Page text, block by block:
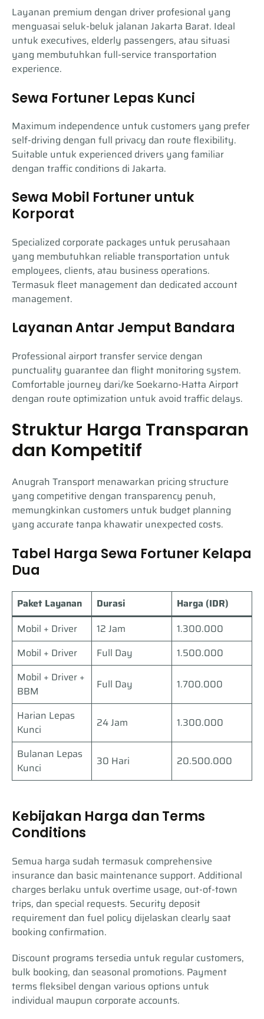
Layanan premium dengan driver profesional yang
menguasai seluk-beluk jalanan Jakarta Barat. Ideal
untuk executives, elderly passengers, atau situasi
yang membutuhkan full-service transportation
experience.
Sewa Fortuner Lepas Kunci
Maximum independence untuk customers yang prefer
self-driving dengan full privacy dan route flexibility.
Suitable untuk experienced drivers yang familiar
dengan traffic conditions di Jakarta.
Sewa Mobil Fortuner untuk
Korporat
Specialized corporate packages untuk perusahaan
yang membutuhkan reliable transportation untuk
employees, clients, atau business operations.
Termasuk fleet management dan dedicated account
management.
Layanan Antar Jemput Bandara
Professional airport transfer service dengan
punctuality guarantee dan flight monitoring system.
Comfortable journey dari/ke Soekarno-Hatta Airport
dengan route optimization untuk avoid traffic delays.
Struktur Harga Transparan
dan Kompetitif
Anugrah Transport menawarkan pricing structure
yang competitive dengan transparency penuh,
memungkinkan customers untuk budget planning
yang accurate tanpa khawatir unexpected costs.
Tabel Harga Sewa Fortuner Kelapa
Dua
Paket Layanan Durasi
Harga (IDR)
Mobil + Driver
12 Jam
1.300.000
Mobil + Driver
Full Day
1.500.000
Mobil + Driver +
BBM
Full Day 1.700.000
Harian Lepas
Kunci
24 Jam 1.300.000
Bulanan Lepas
Kunci
30 Hari 20.500.000
Kebijakan Harga dan Terms
Conditions
Semua harga sudah termasuk comprehensive
insurance dan basic maintenance support. Additional
charges berlaku untuk overtime usage, out-of-town
trips, dan special requests. Security deposit
requirement dan fuel policy dijelaskan clearly saat
booking confirmation.
Discount programs tersedia untuk regular customers,
bulk booking, dan seasonal promotions. Payment
terms fleksibel dengan various options untuk
individual maupun corporate accounts.